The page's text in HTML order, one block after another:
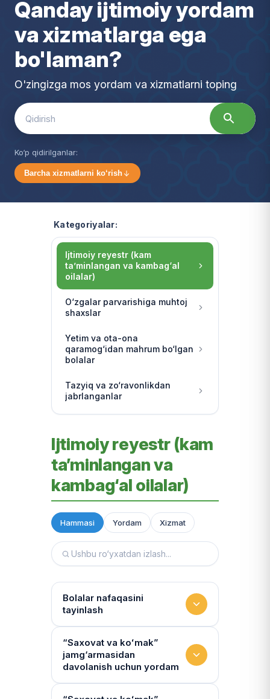
Qanday ijtimoiy yordam
va xizmatlarga ega
bo'laman?
O'zingizga mos yordam va xizmatlarni toping
Search
for:
Ko‘p qidirilganlar:
Barcha xizmatlarni ko‘rish
Kategoriyalar:
Ijtimoiy reyestr (kam
ta’minlangan va kambag‘al
oilalar)
O‘zgalar parvarishiga muhtoj
shaxslar
Yetim va ota-ona
qaramog‘idan mahrum bo‘lgan
bolalar
Tazyiq va zo‘ravonlikdan
jabrlanganlar
Ijtimoiy reyestr (kam
ta’minlangan va
kambag‘al oilalar)
Hammasi Yordam Xizmat
Bolalar nafaqasini
tayinlash
To‘lov miqdori
Miqdor qonunchilik bilan belgilanadi.
“Kambag‘allik chegarasidagi oila”ga
75% yoki 50% to‘lanadi
“Saxovat va koʻmak”
jamg‘armasidan
davolanish uchun yordam